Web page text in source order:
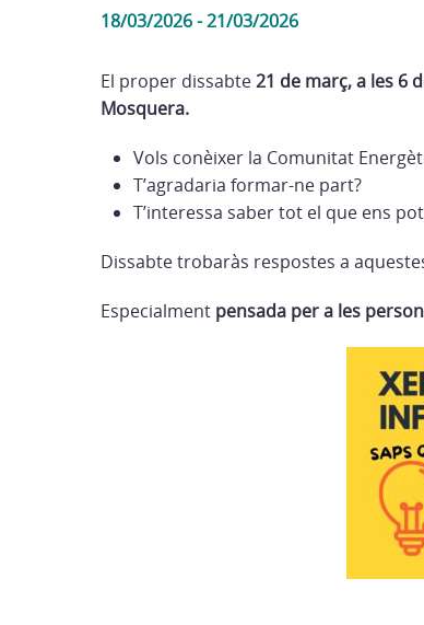
18/03/2026 - 21/03/2026
El proper dissabte21 de març, a les 6
Mosquera.
Vols conèixer la Comunitat
T’agradaria formar-ne part?
T’interessa saber tot el que ens
Dissabte trobaràs respostes a
Especialment pensada per a les